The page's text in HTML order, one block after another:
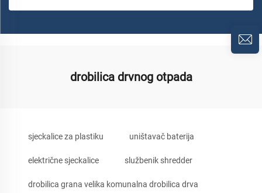
drobilica drvnog otpada
sjeckalice za plastiku uništavač baterija
električne sjeckalice službenik shredder
drobilica grana velika komunalna drobilica drva